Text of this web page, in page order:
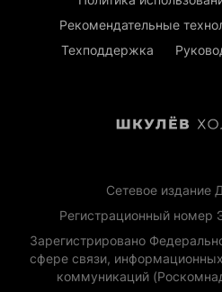
Рекомендательные
Техподдержка
Сетевое издание
Регистрационный
Зарегистрировано
сфере связи,
коммуникаций